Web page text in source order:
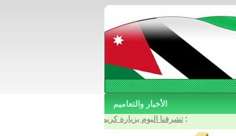
الأخبار والتعاميم
تشرفنا اليوم بزيارة كريمة من أربعة أصدقاء وأخوة